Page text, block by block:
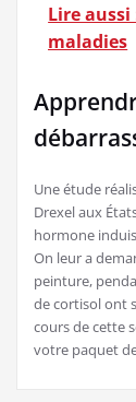
Lire aussi
maladies
Une étude
Drexel aux
hormone
On leur a
peinture,
de cortisol ont
cours de cette
votre paquet